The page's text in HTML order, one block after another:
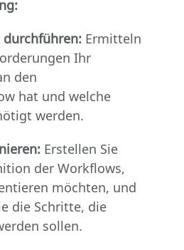
durchführen: Ermitteln
Ihr
den
hat und welche
werden.
Erstellen Sie
der Workflows,
möchten, und
die Schritte, die
sollen.